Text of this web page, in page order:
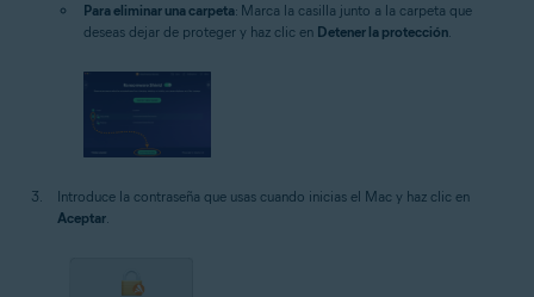
Para eliminar una carpeta: Marca la casilla junto a la carpeta que
deseas dejar de proteger y haz clic en Detener la protección.
Introduce la contraseña que usas cuando inicias el Mac y haz clic en
Aceptar.